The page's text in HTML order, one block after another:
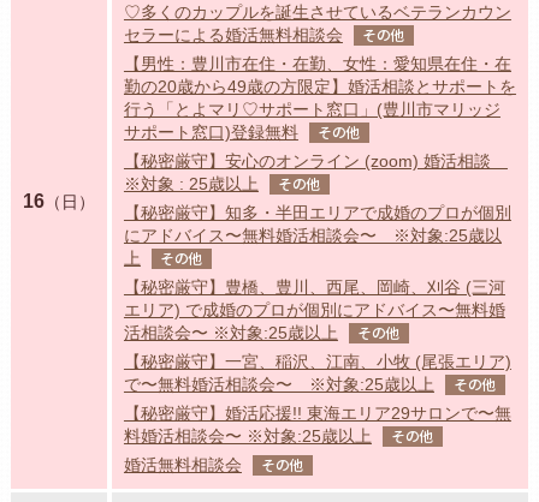
16（日）
♡多くのカップルを誕生させているベテランカウン
セラーによる婚活無料相談会
その他
【男性：豊川市在住・在勤、女性：愛知県在住・在
勤の20歳から49歳の方限定】婚活相談とサポートを
行う「とよマリ♡サポート窓口」(豊川市マリッジ
サポート窓口)登録無料
その他
【秘密厳守】安心のオンライン (zoom) 婚活相談
※対象 : 25歳以上
その他
【秘密厳守】知多・半田エリアで成婚のプロが個別
にアドバイス〜無料婚活相談会〜 ※対象:25歳以
上
その他
【秘密厳守】豊橋、豊川、西尾、岡崎、刈谷 (三河
エリア) で成婚のプロが個別にアドバイス〜無料婚
活相談会〜 ※対象:25歳以上
その他
【秘密厳守】一宮、稲沢、江南、小牧 (尾張エリア)
で〜無料婚活相談会〜 ※対象:25歳以上
その他
【秘密厳守】婚活応援!! 東海エリア29サロンで〜無
料婚活相談会〜 ※対象:25歳以上
その他
婚活無料相談会 その他